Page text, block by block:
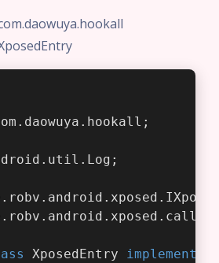
XposedEntry implements